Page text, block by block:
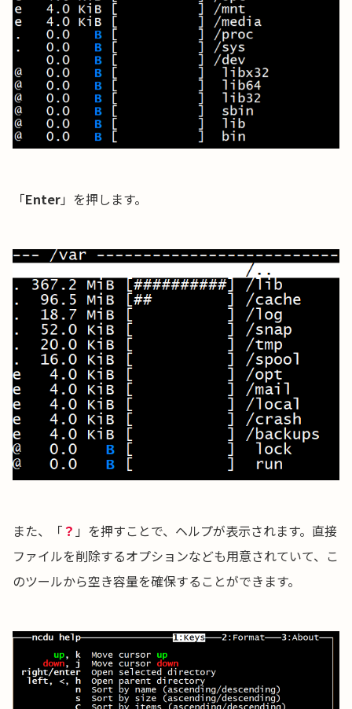
「Enter」を押します。
また、「 ？ 」を押すことで、ヘルプが表示されます。直接
ファイルを削除するオプションなども用意されていて、こ
のツールから空き容量を確保することができます。